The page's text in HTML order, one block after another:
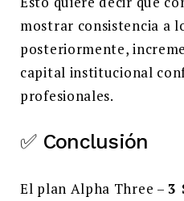
mostrar consistencia a
posteriormente,
capital institucional
profesionales.
✅ Conclusión
El plan Alpha Three –3